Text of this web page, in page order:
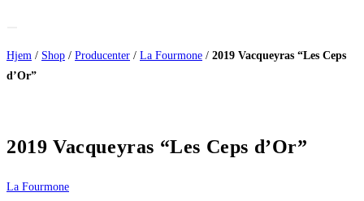
Hjem / Shop / Producenter / La Fourmone / 2019 Vacqueyras “Les Ceps
d’Or”
2019 Vacqueyras “Les Ceps d’Or”
La Fourmone